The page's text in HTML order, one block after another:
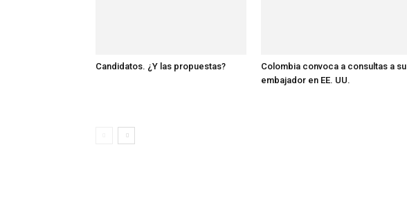
Candidatos. ¿Y las propuestas?
Colombia convoca a consultas a su
embajador en EE. UU.